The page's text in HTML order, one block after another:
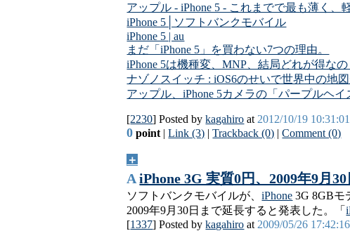
アップル - iPhone 5 - これまでで最も薄く、
iPhone 5│ソフトバンクモバイル
iPhone 5 | au
まだ「iPhone 5」を買わない7つの理由。
iPhone 5は機種変、MNP、結局どれが得なの
ナゾノスイッチ : iOS6のせいで世界中の地
アップル、iPhone 5カメラの「パープルヘ
[2230] Posted bykagahiro at 2012/10/19 10:31:01
0 point |Link (3) |Trackback (0) |Comment (0)
＋
A iPhone 3G 実質0円、2009年9月
ソフトバンクモバイルが、iPhone 3G 8GBモ
2009年9月30日まで延長すると発表した。「
[1337] Posted bykagahiro at 2009/05/26 17:42:16